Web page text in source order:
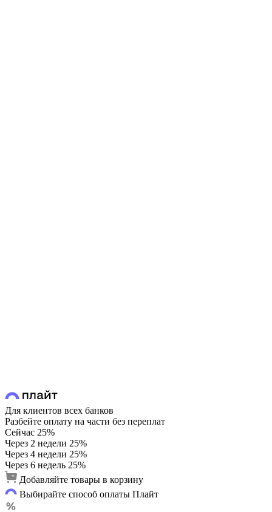
Для клиентов всех банков
Разбейте оплату на части без переплат
Сейчас 25%
Через 2 недели 25%
Через 4 недели 25%
Через 6 недель 25%
Добавляйте товары в корзину
Выбирайте способ оплаты Плайт